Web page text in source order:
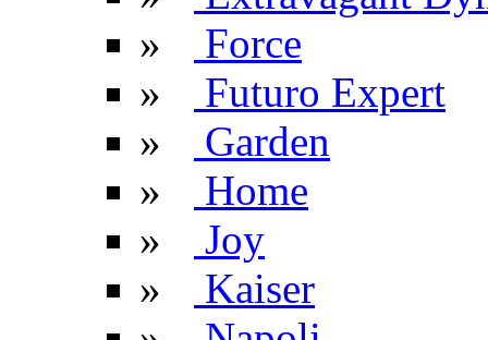
»
Force
»
Futuro Expert
»
Garden
»
Home
»
Joy
»
Kaiser